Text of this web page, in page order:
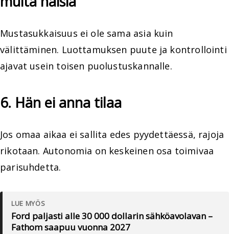
Mustasukkaisuus ei ole sama asia kuin
välittäminen. Luottamuksen puute ja kontrollointi
ajavat usein toisen puolustuskannalle.
6. Hän ei anna tilaa
Jos omaa aikaa ei sallita edes pyydettäessä, rajoja
rikotaan. Autonomia on keskeinen osa toimivaa
parisuhdetta.
LUE MYÖS
Ford paljasti alle 30 000 dollarin sähköavolavan –
Fathom saapuu vuonna 2027